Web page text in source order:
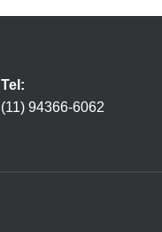
Tel:
(11) 94366-6062